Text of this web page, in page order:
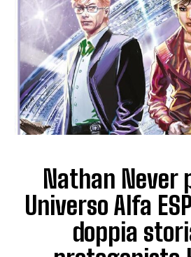
Nathan Never
Universo Alfa
doppia